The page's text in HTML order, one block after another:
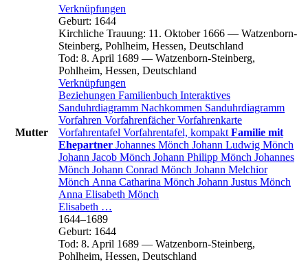
Mutter
Verknüpfungen
Geburt: 1644
Kirchliche Trauung: 11. Oktober 1666 — Watzenborn-
Steinberg, Pohlheim, Hessen, Deutschland
Tod: 8. April 1689 — Watzenborn-Steinberg,
Pohlheim, Hessen, Deutschland
Verknüpfungen
Beziehungen Familienbuch Interaktives
Sanduhrdiagramm Nachkommen Sanduhrdiagramm
Vorfahren VorfahrenfächerVorfahrenkarte
Vorfahrentafel Vorfahrentafel, kompakt Familie mit
Ehepartner Johannes Mönch Johann Ludwig Mönch
Johann Jacob Mönch Johann Philipp Mönch Johannes
Mönch Johann Conrad Mönch Johann Melchior
Mönch Anna Catharina Mönch Johann Justus Mönch
Anna Elisabeth Mönch
Elisabeth …
1644–1689
Geburt: 1644
Tod: 8. April 1689 — Watzenborn-Steinberg,
Pohlheim, Hessen, Deutschland